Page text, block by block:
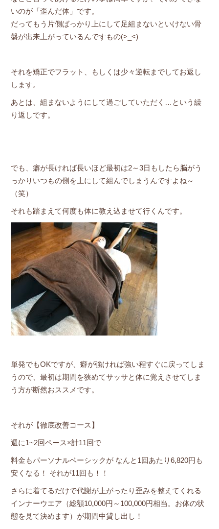
いのが「歪んだ体」です。
だってもう片側ばっかり上にして足組まないといけない骨
盤が出来上がっているんですもの(>_<)
それを矯正でフラット、もしくは少々逆転までしてお返し
します。
あとは、組まないようにして過ごしていただく…という繰
り返しです。
でも、癖が長ければ長いほど最初は2～3日もしたら脳がう
っかりいつもの側を上にして組んでしまうんですよね～
（笑）
それも踏まえて何度も体に教え込ませて行くんです。
単発でもOKですが、癖が強ければ強い程すぐに戻ってしま
うので、最初は期間を狭めてサッサと体に覚えさせてしま
う方が断然おススメです。
それが【徹底改善コース】
週に1~2回ペース×計11回で
料金もパーソナルベーシックが なんと1回あたり6,820円も
安くなる！ それが11回も！！
さらに着てるだけで代謝が上がったり歪みを整えてくれる
インナーウエア（総額10,000円～100,000円相当。お体の状
態を見て決めます）が期間中貸し出し！